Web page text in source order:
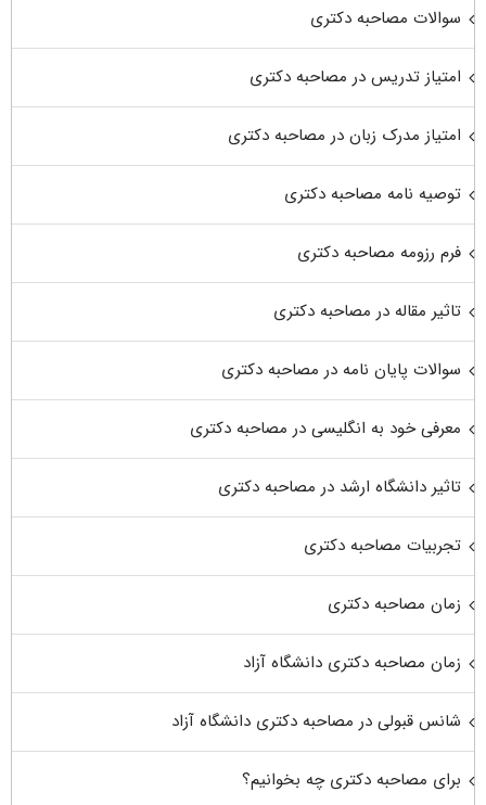
سوالات مصاحبه دکتری
امتیاز تدریس در مصاحبه دکتری
امتیاز مدرک زبان در مصاحبه دکتری
توصیه نامه مصاحبه دکتری
فرم رزومه مصاحبه دکتری
تاثیر مقاله در مصاحبه دکتری
سوالات پایان نامه در مصاحبه دکتری
معرفی خود به انگلیسی در مصاحبه دکتری
تاثیر دانشگاه ارشد در مصاحبه دکتری
تجربیات مصاحبه دکتری
زمان مصاحبه دکتری
زمان مصاحبه دکتری دانشگاه آزاد
شانس قبولی در مصاحبه دکتری دانشگاه آزاد
برای مصاحبه دکتری چه بخوانیم؟